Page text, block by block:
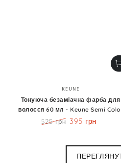
Бренд:
KEUNE
Тонуюча безаміачна фарба для
волосся 60 мл - Keune Semi
525 грн 395 грн